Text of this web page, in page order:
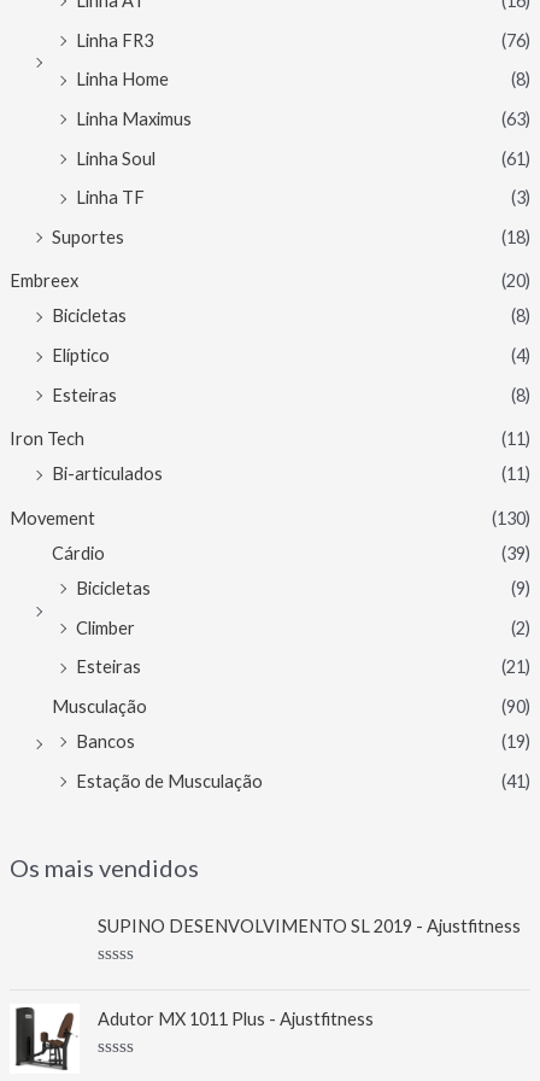
Linha FR3
(76)
Linha Home
(8)
Linha Maximus
(63)
Linha Soul
(61)
Linha TF
(3)
Suportes
(18)
Embreex
(20)
Bicicletas
(8)
Elíptico
(4)
Esteiras
(8)
Iron Tech
(11)
Bi-articulados
(11)
Movement
(130)
Cárdio
(39)
Bicicletas
(9)
Climber
(2)
Esteiras
(21)
Musculação
(90)
Bancos
(19)
Estação de Musculação
(41)
Os mais vendidos
SUPINO DESENVOLVIMENTO SL 2019 - Ajustfitness
a
l
i
Adutor MX 1011 Plus - Ajustfitness